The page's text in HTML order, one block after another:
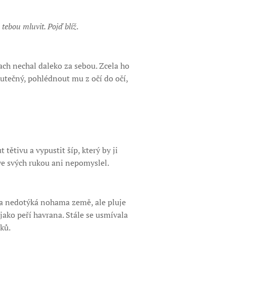
mluvit. Pojď blíž.
nechal daleko za sebou. Zcela ho
pohlédnout mu z očí do očí,
tětivu a vypustit šíp, který by ji
svých rukou ani nepomyslel.
nedotýká nohama země, ale pluje
peří havrana. Stále se usmívala